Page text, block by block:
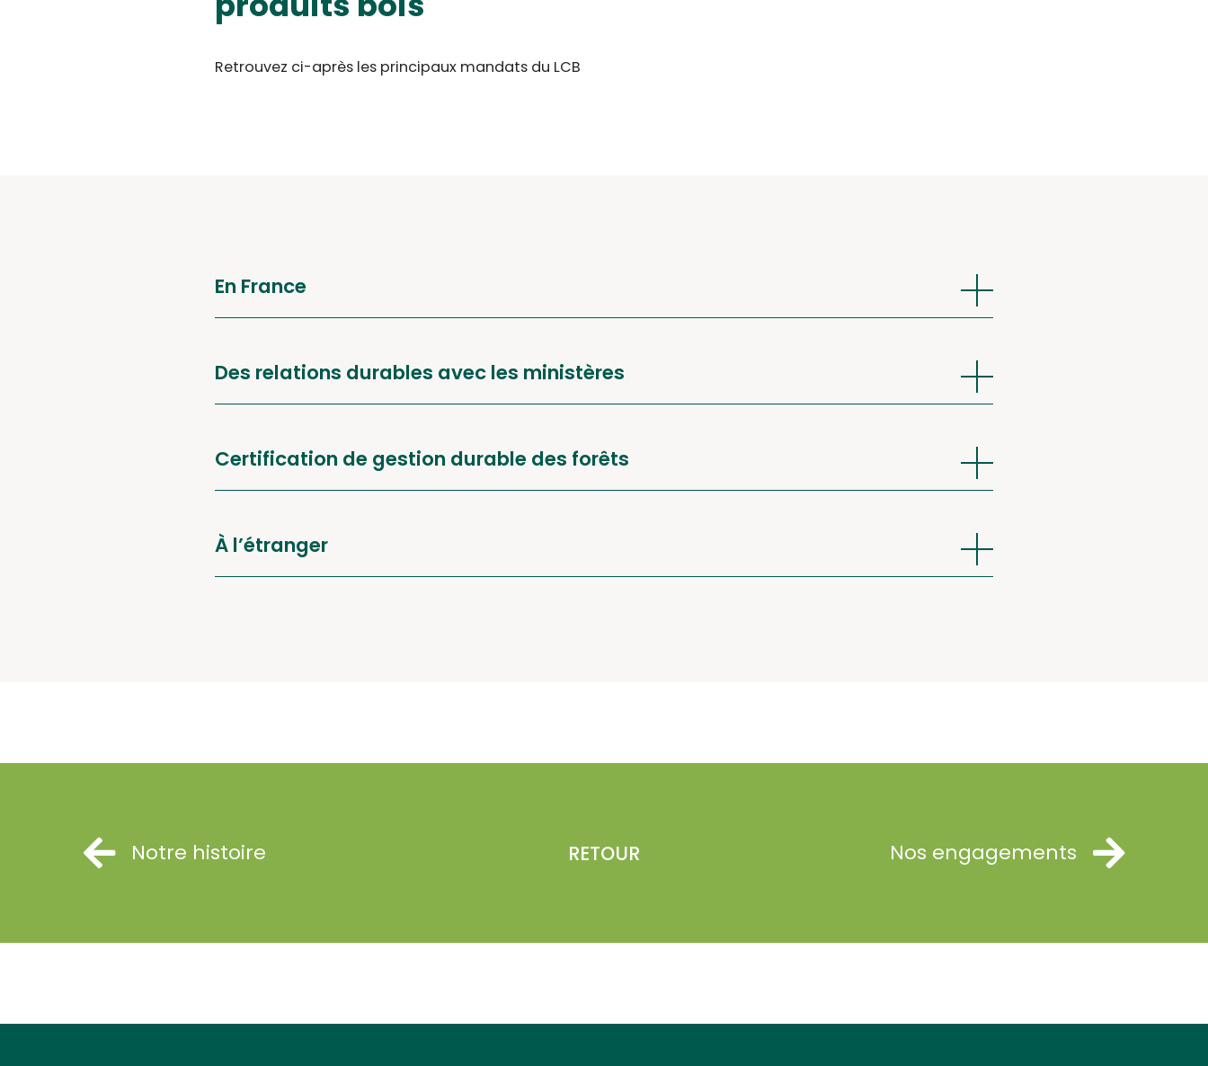
Retrouvez ci-après les principaux mandats du LCB
En France
Des relations durables avec les ministères
Certification de gestion durable des forêts
À l’étranger
Notre histoire RETOUR Nos engagements